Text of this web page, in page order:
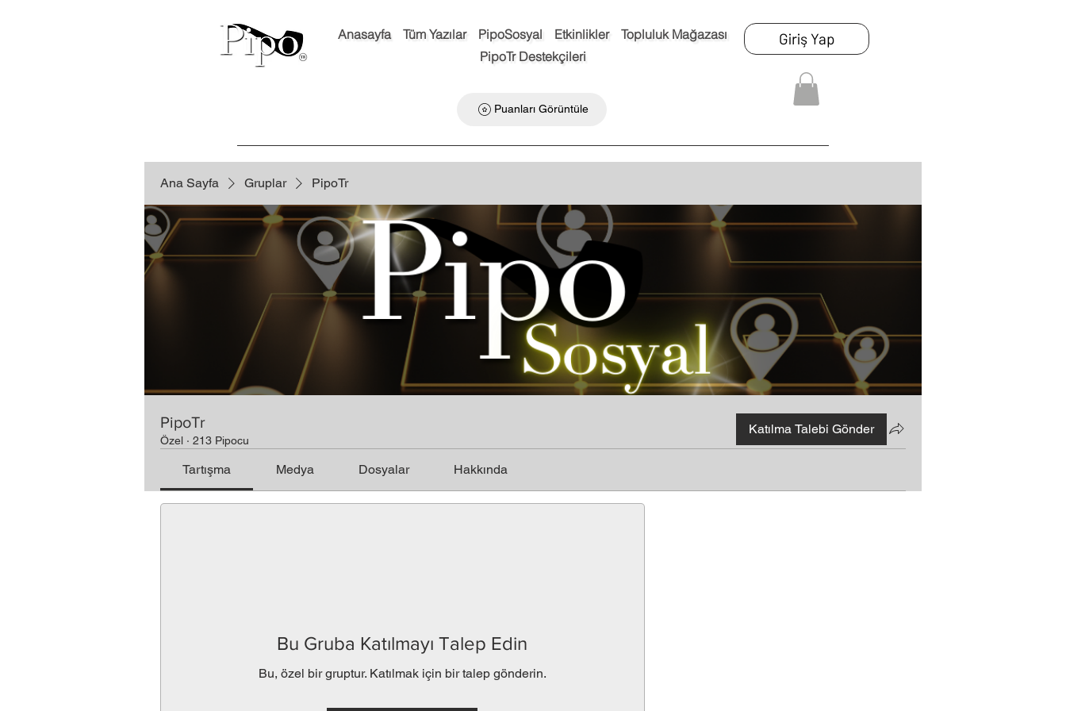
Anasayfa Tüm Yazılar PipoSosyal Etkinlikler
Topluluk Mağazası
PipoTr Destekçileri
Puanları Görüntüle
Giriş Yap
Ana Sayfa Gruplar PipoTr
PipoTr
Özel · 213 Pipocu
Katılma Talebi Gönder
Tartışma Medya Dosyalar Hakkında
Bu Gruba Katılmayı Talep Edin
Bu, özel bir gruptur. Katılmak için bir talep gönderin.